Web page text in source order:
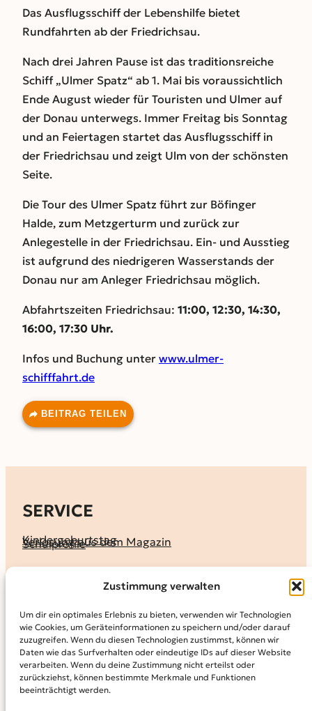
Zustimmung verwalten
Um dir ein optimales Erlebnis zu bieten, verwenden wir Technologien
wie Cookies, um Geräteinformationen zu speichern und/oder darauf
zuzugreifen. Wenn du diesen Technologien zustimmst, können wir
Daten wie das Surfverhalten oder eindeutige IDs auf dieser Website
verarbeiten. Wenn du deine Zustimmung nicht erteilst oder
zurückziehst, können bestimmte Merkmale und Funktionen
beeinträchtigt werden.
Das Ausflugsschiff der Lebenshilfe bietet
Rundfahrten ab der Friedrichsau.
Nach drei Jahren Pause ist das traditionsreiche
Schiff „Ulmer Spatz“ ab 1. Mai bis voraussichtlich
Ende August wieder für Touristen und Ulmer auf
der Donau unterwegs. Immer Freitag bis Sonntag
und an Feiertagen startet das Ausflugsschiff in
der Friedrichsau und zeigt Ulm von der schönsten
Seite.
Die Tour des Ulmer Spatz führt zur Böfinger
Halde, zum Metzgerturm und zurück zur
Anlegestelle in der Friedrichsau. Ein- und Ausstieg
ist aufgrund des niedrigeren Wasserstands der
Donau nur am Anleger Friedrichsau möglich.
Abfahrtszeiten Friedrichsau: 11:00, 12:30, 14:30,
16:00, 17:30 Uhr.
Infos und Buchung unter www.ulmer-
schifffahrt.de
BEITRAG TEILEN
SERVICE
Kindergeburtstag
Verlosung aus dem Magazin
Schulprofile
KALENDER
MAGAZIN
KidS-Ausgaben online lesen
Abonnement
Archiv
INFO